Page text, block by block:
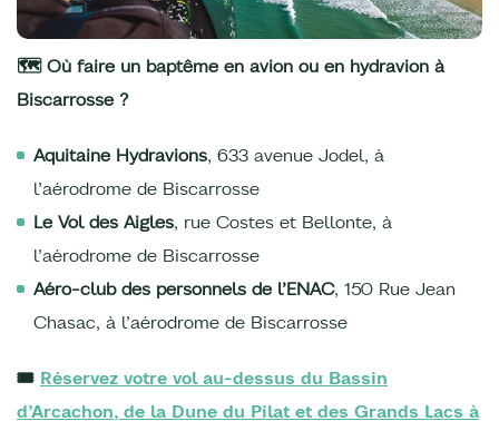
🗺️ Où faire un baptême en avion ou en hydravion à
Biscarrosse ?
Aquitaine Hydravions, 633 avenue Jodel, à
l’aérodrome de Biscarrosse
Le Vol des Aigles, rue Costes et Bellonte, à
l’aérodrome de Biscarrosse
Aéro-club des personnels de l’ENAC, 150 Rue Jean
Chasac, à l’aérodrome de Biscarrosse
🎟️ Réservez votre vol au-dessus du Bassin
d’Arcachon, de la Dune du Pilat et des Grands Lacs à